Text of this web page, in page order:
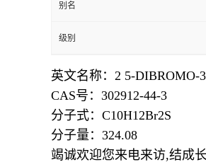
别名
级别
英文名称： 2 5-DIBROMO-
CAS号：302912-44-3
分子式： C10H12Br2S
分子量： 324.08
竭诚欢迎您来电来访,结成